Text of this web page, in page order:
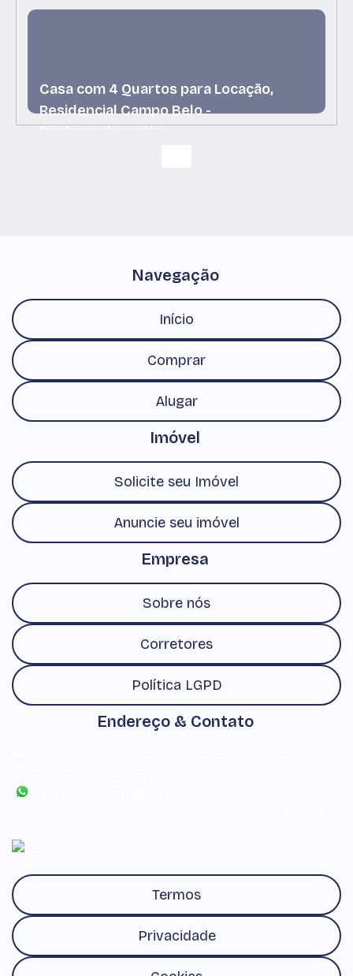
Casa com 4 Quartos para Locação,
Residencial Campo Belo -
Navegação
Início
Comprar
Alugar
Imóvel
Solicite seu Imóvel
Anuncie seu imóvel
Empresa
Sobre nós
Corretores
Política LGPD
Endereço & Contato
Termos
Privacidade